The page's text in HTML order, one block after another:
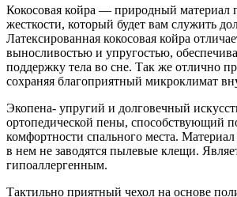
Кокосовая койра — природный материал
жесткости, который будет вам служить
Латексированная кокосовая койра
выносливостью и упругостью,
поддержку тела во сне. Так же отлично
сохраняя благоприятный микроклимат
Экопена- упругий и долговечный
ортопедической пены, способствующий
комфортности спального места. Материал
в нем не заводятся пылевые клещи.
гипоаллергенным.
Тактильно приятный чехол на основе